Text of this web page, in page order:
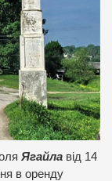
Ягайла від 14
в оренду